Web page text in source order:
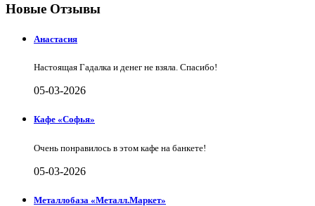
Новые Отзывы
Анастасия
Настоящая Гадалка и денег не взяла. Спасибо!
05-03-2026
Кафе «Софья»
Очень понравилось в этом кафе на банкете!
05-03-2026
Металлобаза «Металл.Маркет»